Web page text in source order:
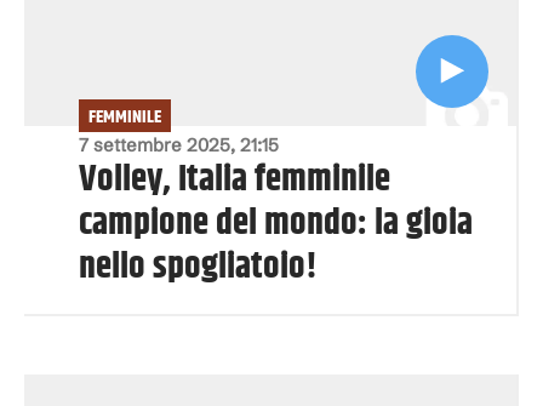
7 settembre 2025, 21:15
FEMMINILE
Volley, Italia femminile
campione del mondo: la gioia
nello spogliatoio!